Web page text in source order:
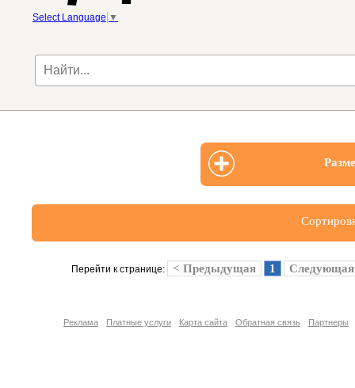
Select Language ▼
Перейти к странице: < Предыдущая 1
Реклама Платные услуги Карта сайта Обратная связь Партнеры